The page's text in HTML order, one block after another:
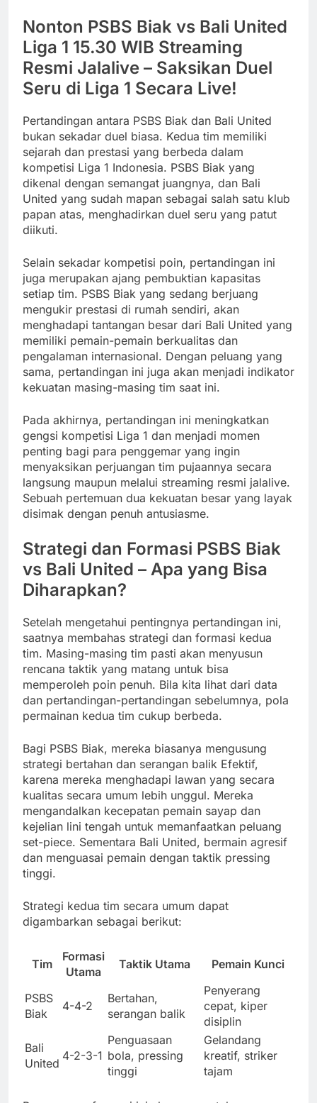
Nonton PSBS Biak vs Bali United
Liga 1 15.30 WIB Streaming
Resmi Jalalive – Saksikan Duel
Seru di Liga 1 Secara Live!
Pertandingan antara PSBS Biak dan Bali United
bukan sekadar duel biasa. Kedua tim memiliki
sejarah dan prestasi yang berbeda dalam
kompetisi Liga 1 Indonesia. PSBS Biak yang
dikenal dengan semangat juangnya, dan Bali
United yang sudah mapan sebagai salah satu klub
papan atas, menghadirkan duel seru yang patut
diikuti.
Selain sekadar kompetisi poin, pertandingan ini
juga merupakan ajang pembuktian kapasitas
setiap tim. PSBS Biak yang sedang berjuang
mengukir prestasi di rumah sendiri, akan
menghadapi tantangan besar dari Bali United yang
memiliki pemain-pemain berkualitas dan
pengalaman internasional. Dengan peluang yang
sama, pertandingan ini juga akan menjadi indikator
kekuatan masing-masing tim saat ini.
Pada akhirnya, pertandingan ini meningkatkan
gengsi kompetisi Liga 1 dan menjadi momen
penting bagi para penggemar yang ingin
menyaksikan perjuangan tim pujaannya secara
langsung maupun melalui streaming resmi jalalive.
Sebuah pertemuan dua kekuatan besar yang layak
disimak dengan penuh antusiasme.
Strategi dan Formasi PSBS Biak
vs Bali United – Apa yang Bisa
Diharapkan?
Setelah mengetahui pentingnya pertandingan ini,
saatnya membahas strategi dan formasi kedua
tim. Masing-masing tim pasti akan menyusun
rencana taktik yang matang untuk bisa
memperoleh poin penuh. Bila kita lihat dari data
dan pertandingan-pertandingan sebelumnya, pola
permainan kedua tim cukup berbeda.
Bagi PSBS Biak, mereka biasanya mengusung
strategi bertahan dan serangan balik Efektif,
karena mereka menghadapi lawan yang secara
kualitas secara umum lebih unggul. Mereka
mengandalkan kecepatan pemain sayap dan
kejelian lini tengah untuk memanfaatkan peluang
set-piece. Sementara Bali United, bermain agresif
dan menguasai pemain dengan taktik pressing
tinggi.
Strategi kedua tim secara umum dapat
digambarkan sebagai berikut:
Tim
Formasi
Utama
Taktik Utama Pemain Kunci
PSBS
Biak
4-4-2
Bertahan,
serangan balik
Penyerang
cepat, kiper
disiplin
Bali
United
4-2-3-1
Penguasaan
bola, pressing
tinggi
Gelandang
kreatif, striker
tajam